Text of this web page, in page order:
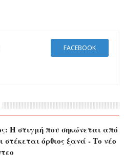
FACEBOOK
Η στιγμή που σηκώνεται από
στέκεται όρθιος ξανά - Το νέο